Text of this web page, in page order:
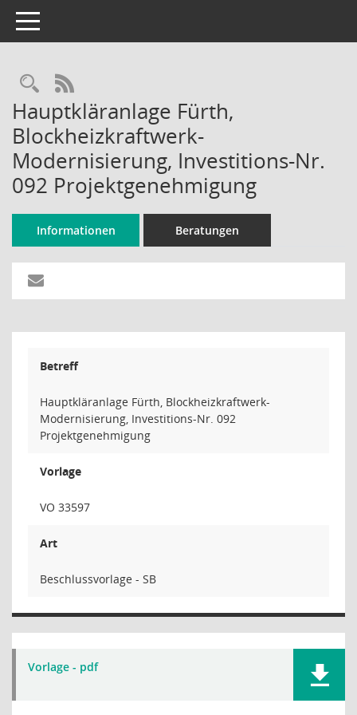
Toggle navigation
Rechercheauswahl
RSS-Feed
Hauptkläranlage Fürth,
Blockheizkraftwerk-
Modernisierung, Investitions-Nr.
092 Projektgenehmigung
Informationen Beratungen
Betreff
Hauptkläranlage Fürth, Blockheizkraftwerk-
Modernisierung, Investitions-Nr. 092
Projektgenehmigung
Vorlage
VO 33597
Art
Beschlussvorlage - SB
Vorlage - pdf